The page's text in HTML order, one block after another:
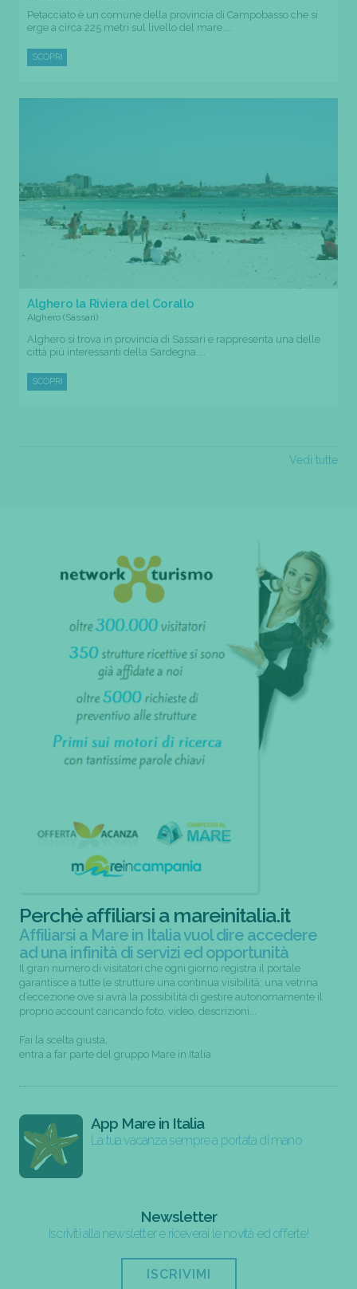
Petacciato è un comune della provincia di Campobasso che si
erge a circa 225 metri sul livello del mare....
SCOPRI
Alghero la Riviera del Corallo
Alghero (Sassari)
Alghero si trova in provincia di Sassari e rappresenta una delle
città più interessanti della Sardegna....
SCOPRI
Vedi tutte
Perchè affiliarsi a mareinitalia.it
Affiliarsi a Mare in Italia vuol dire accedere
ad una infinità di servizi ed opportunità
Il gran numero di visitatori che ogni giorno registra il portale
garantisce a tutte le strutture una continua visibilità; una vetrina
d’eccezione ove si avrà la possibilità di gestire autonomamente il
proprio account caricando foto, video, descrizioni...
Fai la scelta giusta,
entra a far parte del gruppo Mare in Italia
App Mare in Italia
La tua vacanza sempre a portata di mano
Newsletter
Iscriviti alla newsletter e riceverai le novità ed offerte!
ISCRIVIMI